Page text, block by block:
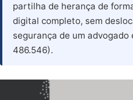
partilha de herança de
digital completo, sem
segurança de um advogado
486.546).